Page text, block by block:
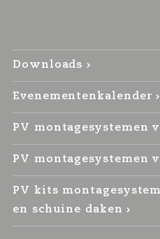
Downloads
Evenementenkalender
PV montagesystemen
PV montagesystemen
PV kits
en schuine daken